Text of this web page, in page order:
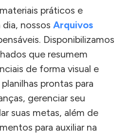
práticos e
dia, nossos Arquivos
Disponibilizamos
que resumem
de forma visual e
prontas para
gerenciar seu
suas metas, além de
para auxiliar na